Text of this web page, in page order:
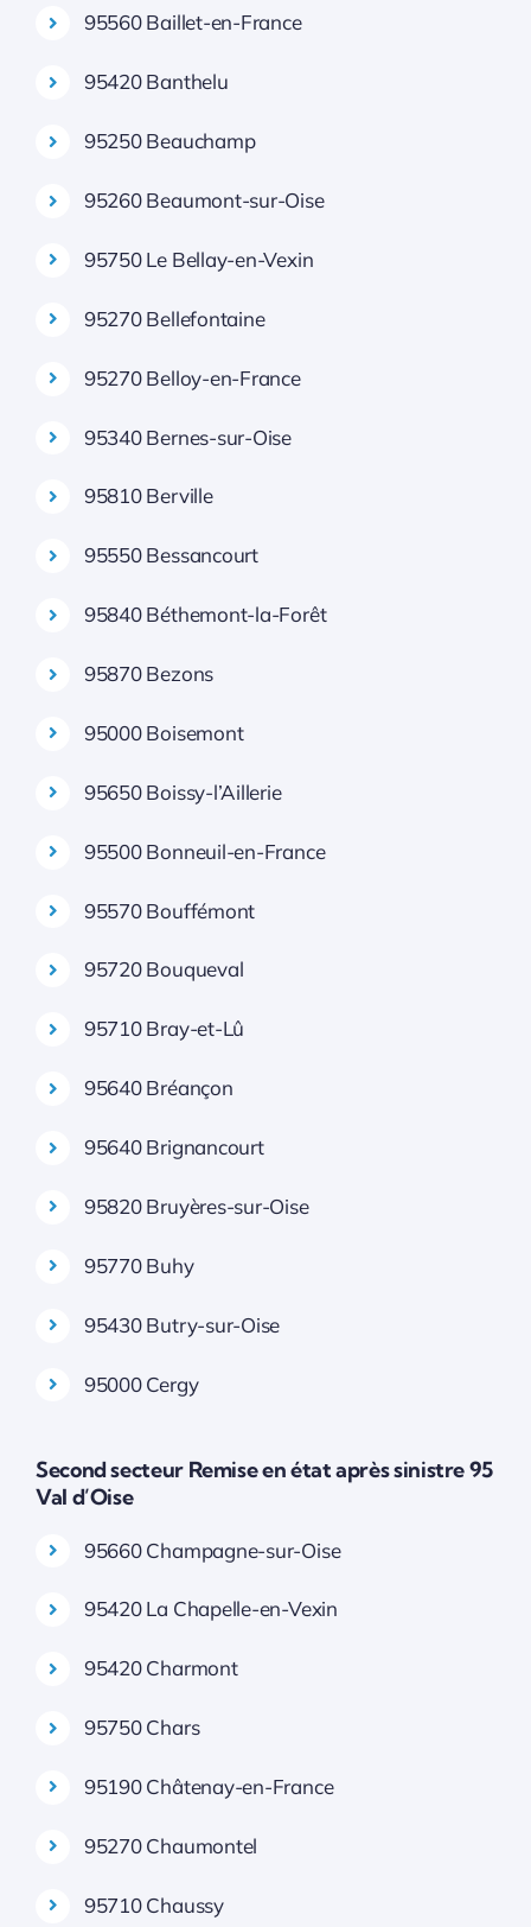
95560 Baillet-en-France
95420 Banthelu
95250 Beauchamp
95260 Beaumont-sur-Oise
95750 Le Bellay-en-Vexin
95270 Bellefontaine
95270 Belloy-en-France
95340 Bernes-sur-Oise
95810 Berville
95550 Bessancourt
95840 Béthemont-la-Forêt
95870 Bezons
95000 Boisemont
95650 Boissy-l’Aillerie
95500 Bonneuil-en-France
95570 Bouffémont
95720 Bouqueval
95710 Bray-et-Lû
95640 Bréançon
95640 Brignancourt
95820 Bruyères-sur-Oise
95770 Buhy
95430 Butry-sur-Oise
95000 Cergy
Second secteur Remise en état après sinistre 95
Val d’Oise
95660 Champagne-sur-Oise
95420 La Chapelle-en-Vexin
95420 Charmont
95750 Chars
95190 Châtenay-en-France
95270 Chaumontel
95710 Chaussy